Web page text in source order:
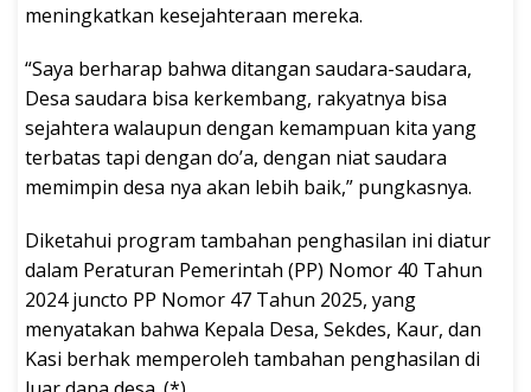
meningkatkan kesejahteraan mereka.
“Saya berharap bahwa ditangan saudara-saudara,
Desa saudara bisa kerkembang, rakyatnya bisa
sejahtera walaupun dengan kemampuan kita yang
terbatas tapi dengan do’a, dengan niat saudara
memimpin desa nya akan lebih baik,” pungkasnya.
Diketahui program tambahan penghasilan ini diatur
dalam Peraturan Pemerintah (PP) Nomor 40 Tahun
2024 juncto PP Nomor 47 Tahun 2025, yang
menyatakan bahwa Kepala Desa, Sekdes, Kaur, dan
Kasi berhak memperoleh tambahan penghasilan di